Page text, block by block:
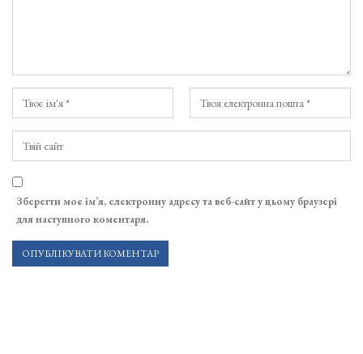
Зберегти моє ім’я, електронну адресу та веб-сайт у цьому браузері
для наступного коментаря.